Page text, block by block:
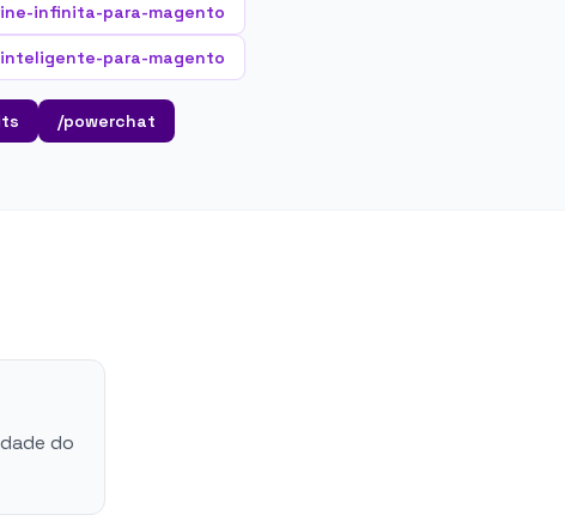
infinita-para-magento
para-magento
/powerchat
do